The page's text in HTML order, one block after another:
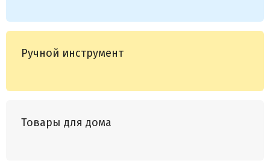
Ручной инструмент
Товары для дома